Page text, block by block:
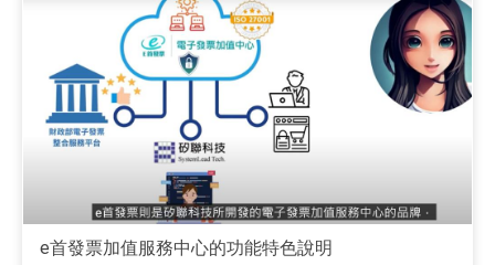
e首發票加值服務中心的功能特色說明